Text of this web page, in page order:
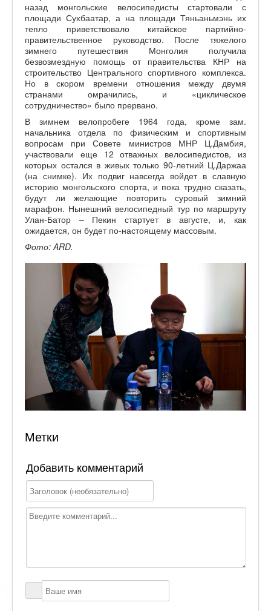
назад монгольские велосипедисты стартовали с
площади Сухбаатар, а на площади Тяньаньмэнь их
тепло приветствовало китайское партийно-
правительственное руководство. После тяжелого
зимнего путешествия Монголия получила
безвозмездную помощь от правительства КНР на
строительство Центрального спортивного комплекса.
Но в скором времени отношения между двумя
странами омрачились, и «циклическое
сотрудничество» было прервано.
В зимнем велопробеге 1964 года, кроме зам.
начальника отдела по физическим и спортивным
вопросам при Совете министров МНР Ц.Дамбия,
участвовали еще 12 отважных велосипедистов, из
которых остался в живых только 90-летний Ц.Даржаа
(на снимке). Их подвиг навсегда войдет в славную
историю монгольского спорта, и пока трудно сказать,
будут ли желающие повторить суровый зимний
марафон. Нынешний велосипедный тур по маршруту
Улан-Батор – Пекин стартует в августе, и, как
ожидается, он будет по-настоящему массовым.
Фото: ARD.
Метки
Добавить комментарий